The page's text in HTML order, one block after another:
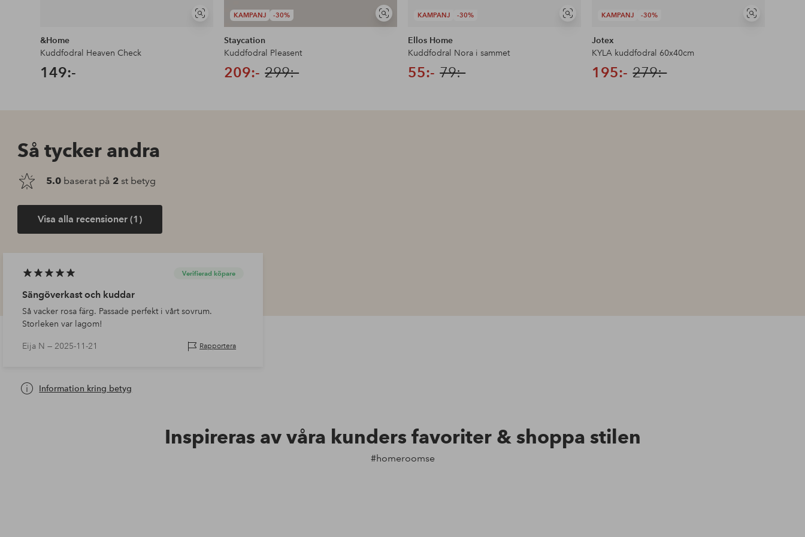
Visa
&Home
Kuddfodral Heaven Check
149:-
KAMPANJ -30%
Visa
liknande
Staycation
Kuddfodral Pleasent
209:- 299:-
KAMPANJ -30%
Visa
Ellos Home
Kuddfodral Nora i sammet
55:- 79:-
KAMPANJ -30%
Visa
Jotex
KYLA kuddfodral 60x40cm
195:- 279:-
Så tycker andra
5.0 baserat på 2 st betyg
Visa alla recensioner (1)
Verifierad köpare
Sängöverkast och kuddar
Så vacker rosa färg. Passade perfekt i vårt sovrum.
Storleken var lagom!
Eija N —2025-11-21 Rapportera
Information kring betyg
Inspireras av våra kunders favoriter & shoppa stilen
#homeroomse